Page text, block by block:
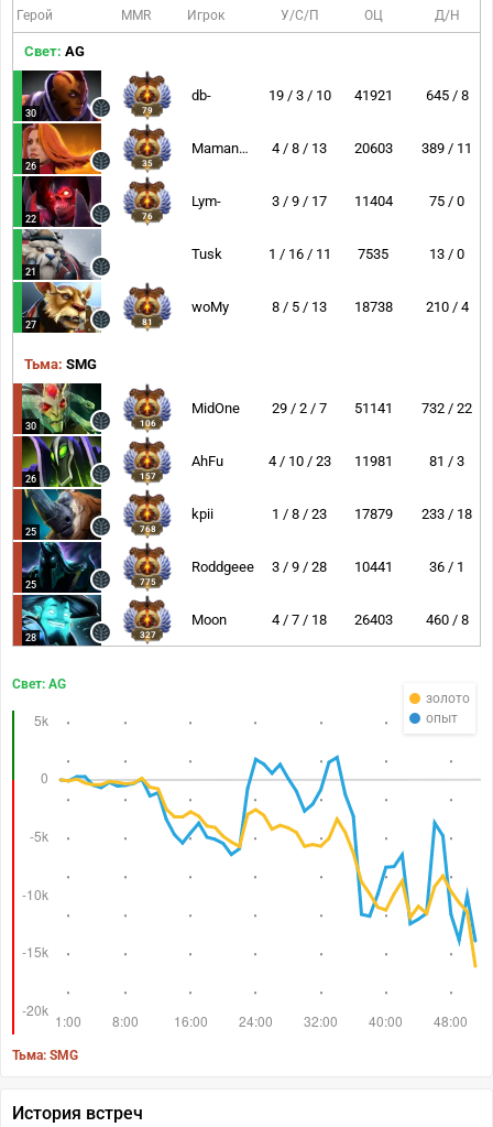
Герой MMR Игрок У/С/П ОЦ Д/Н
Свет: AG
30 79
db- 19 / 3 / 10 41921 645 / 8
26 35
MamangDaya 4 / 8 / 13 20603 389 / 11
22 76
Lym- 3 / 9 / 17 11404 75 / 0
21
Tusk 1 / 16 / 11 7535 13 / 0
27 81
woMy 8 / 5 / 13 18738 210 / 4
Тьма: SMG
30 106
MidOne 29 / 2 / 7 51141 732 / 22
26 157
AhFu 4 / 10 / 23 11981 81 / 3
25 768
kpii 1 / 8 / 23 17879 233 / 18
25 775
Roddgeee 3 / 9 / 28 10441 36 / 1
28 327
Moon 4 / 7 / 18 26403 460 / 8
золото
опыт
Свет: AG
Тьма: SMG
История встреч